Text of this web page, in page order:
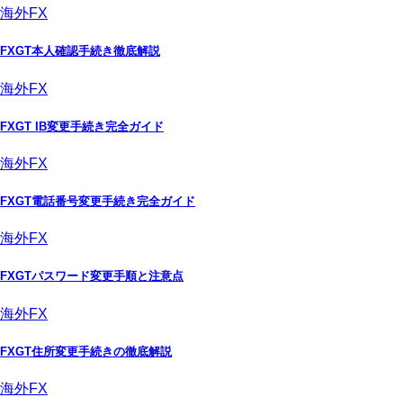
海外FX
FXGT本人確認手続き徹底解説
海外FX
FXGT IB変更手続き完全ガイド
海外FX
FXGT電話番号変更手続き完全ガイド
海外FX
FXGTパスワード変更手順と注意点
海外FX
FXGT住所変更手続きの徹底解説
海外FX